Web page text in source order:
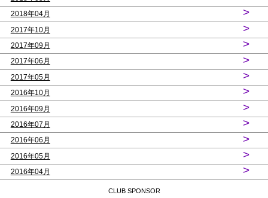
2018年04月 >
2017年10月 >
2017年09月 >
2017年06月 >
2017年05月 >
2016年10月 >
2016年09月 >
2016年07月 >
2016年06月 >
2016年05月 >
2016年04月 >
CLUB SPONSOR